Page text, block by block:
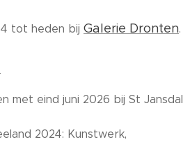
tot heden bij Galerie Dronten.
met eind juni 2026 bij St Jansdal
2024: Kunstwerk,